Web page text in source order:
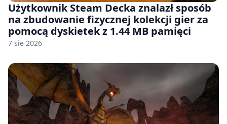
Użytkownik Steam Decka znalazł sposób
na zbudowanie fizycznej kolekcji gier za
pomocą dyskietek z 1.44 MB pamięci
7 sie 2026